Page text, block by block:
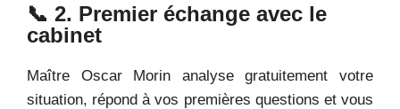
📞 2. Premier échange avec le
cabinet
Maître Oscar Morin analyse gratuitement votre
situation, répond à vos premières questions et vous